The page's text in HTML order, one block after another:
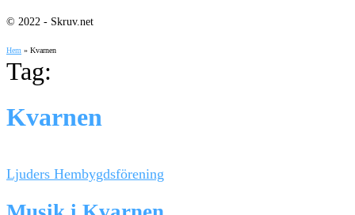
© 2022 - Skruv.net
Hem » Kvarnen
Tag:
Kvarnen
Ljuders Hembygdsförening